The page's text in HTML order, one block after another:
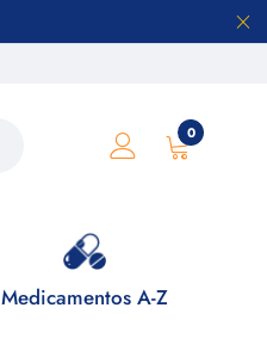
0
Medicamentos A-Z